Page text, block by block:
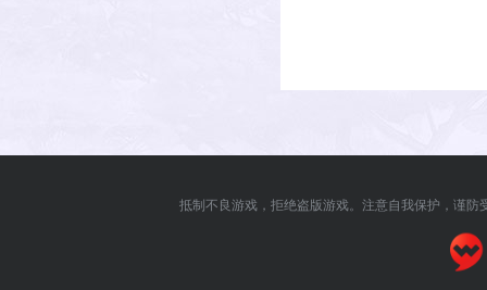
抵制不良游戏，拒绝盗版游戏。注意自我保护，谨防